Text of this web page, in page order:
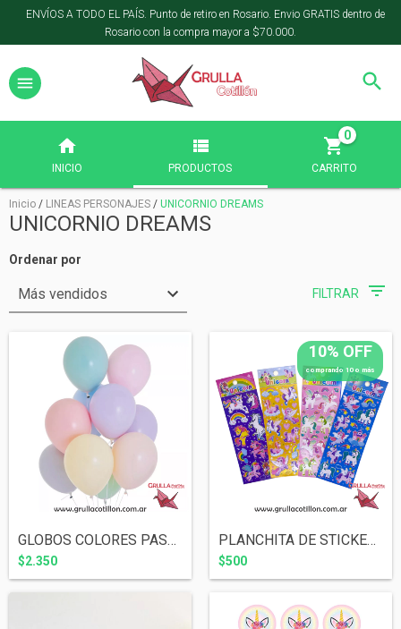
ENVÍOS A TODO EL PAÍS. Punto de retiro en Rosario. Envio GRATIS dentro de
Rosario con la compra mayor a $70.000.
INICIO PRODUCTOS CARRITO
0
Inicio / LINEAS PERSONAJES / UNICORNIO DREAMS
UNICORNIO DREAMS
Ordenar por
FILTRAR
GLOBOS COLORES PASTEL 12" x10 SURTIDOS
$2.350
10% OFF
comprando 10 o más
PLANCHITA DE STICKERS - UNICORNIO
$500